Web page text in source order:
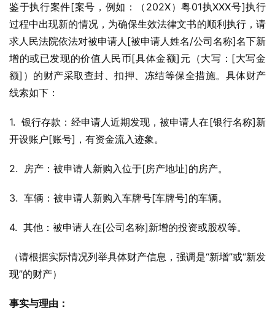
鉴于执行案件[案号，例如：（202X）粤01执XXX号]执行
过程中出现新的情况，为确保生效法律文书的顺利执行，请
求人民法院依法对被申请人[被申请人姓名/公司名称]名下新
增的或已发现的价值人民币[具体金额]元（大写：[大写金
额]）的财产采取查封、扣押、冻结等保全措施。具体财产
线索如下：
1.  银行存款：经申请人近期发现，被申请人在[银行名称]新
开设账户[账号]，有资金流入迹象。
2.  房产：被申请人新购入位于[房产地址]的房产。
3.  车辆：被申请人新购入车牌号[车牌号]的车辆。
4.  其他：被申请人在[公司名称]新增的投资或股权等。
（请根据实际情况列举具体财产信息，强调是“新增”或“新发
现”的财产）
事实与理由：